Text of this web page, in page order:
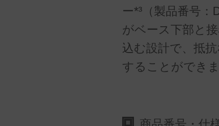
ー*³（製品番号：
がベース下部と
込む設計で、抵
することができ